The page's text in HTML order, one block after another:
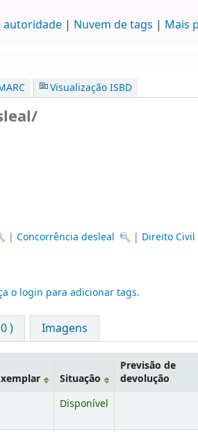
autoridade Nuvem de tags Mais
Visualização ISBD
|Concorrência desleal | Direito Civil
o login para adicionar tags.
) Imagens
Situação
Previsão de
devolução
Disponível